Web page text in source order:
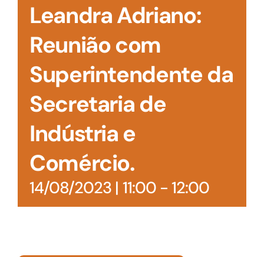
Leandra Adriano:
Reunião com
Superintendente da
Secretaria de
Indústria e
Comércio.
14/08/2023 | 11:00- 12:00